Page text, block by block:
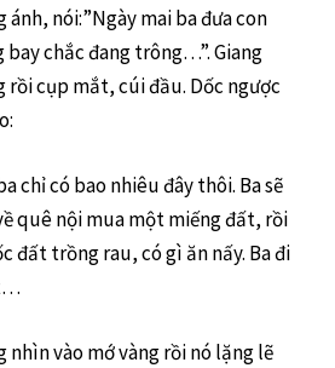
ánh, nói:”Ngày mai ba đưa con
bay chắc đang trông…”. Giang
rồi cụp mắt, cúi đầu. Dốc ngược
chỉ có bao nhiêu đây thôi. Ba sẽ
quê nội mua một miếng đất, rồi
đất trồng rau, có gì ăn nấy. Ba đi
nhìn vào mớ vàng rồi nó lặng lẽ